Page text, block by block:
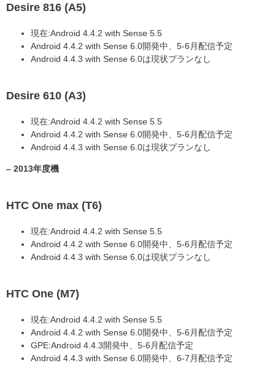
Desire 816 (A5)
現在:Android 4.4.2 with Sense 5.5
Android 4.4.2 with Sense 6.0開発中、5-6月配信予定
Android 4.4.3 with Sense 6.0は現状プランなし
Desire 610 (A3)
現在:Android 4.4.2 with Sense 5.5
Android 4.4.2 with Sense 6.0開発中、5-6月配信予定
Android 4.4.3 with Sense 6.0は現状プランなし
– 2013年度機
HTC One max (T6)
現在:Android 4.4.2 with Sense 5.5
Android 4.4.2 with Sense 6.0開発中、5-6月配信予定
Android 4.4.3 with Sense 6.0は現状プランなし
HTC One (M7)
現在:Android 4.4.2 with Sense 5.5
Android 4.4.2 with Sense 6.0開発中、5-6月配信予定
GPE:Android 4.4.3開発中、5-6月配信予定
Android 4.4.3 with Sense 6.0開発中、6-7月配信予定